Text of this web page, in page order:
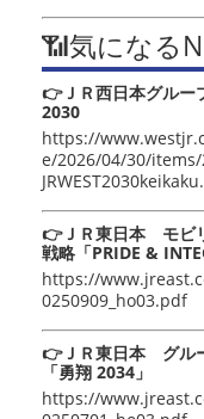
📶気になる
👉ＪＲ西日本グルー
2030
https://
e/2026/04/30/items/
👉ＪＲ東日本 モビ
戦略「PRIDE &
https://
0250909_ho03.pdf
👉ＪＲ東日本 グル
「勇翔 2034」
https://